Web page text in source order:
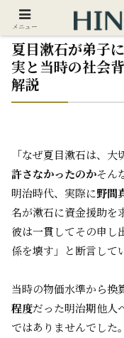
夏目漱石が弟子
実と当時の社会
解説
「なぜ夏目漱石は、
許さなかったのか――そ
明治時代、実際に野間
名が漱石に資金援助を
彼は一貫してその申し
係を壊す」と断言して
当時の物価水準から換
程度だった明治期――他
ではありませんでした
メニュー